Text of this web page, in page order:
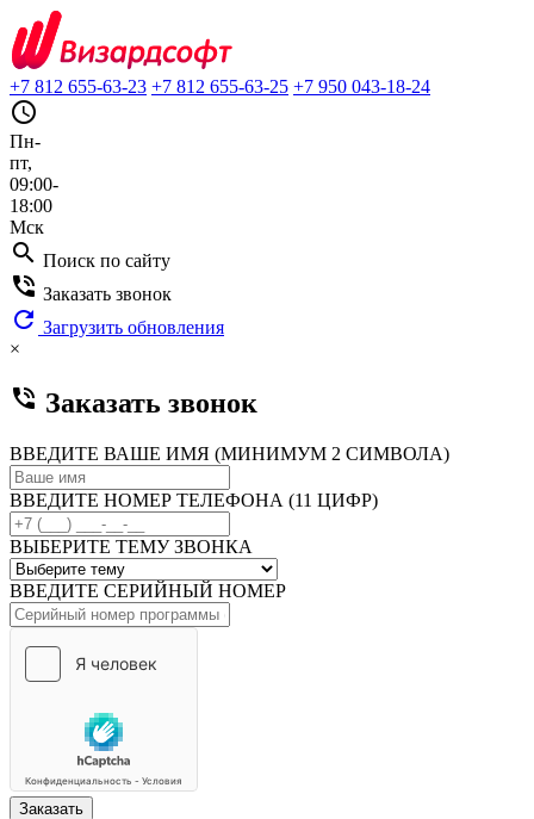
+7 812 655-63-23 +7 812 655-63-25 +7 950 043-18-24
query_builder
Пн-
пт,
09:00-
18:00
Мск
search Поиск по сайту
phone_in_talk Заказать звонок
refresh Загрузить обновления
×
phone_in_talk Заказать звонок
ВВЕДИТЕ ВАШЕ ИМЯ (МИНИМУМ 2 СИМВОЛА)
ВВЕДИТЕ НОМЕР ТЕЛЕФОНА (11 ЦИФР)
ВЫБЕРИТЕ ТЕМУ ЗВОНКА
ВВЕДИТЕ СЕРИЙНЫЙ НОМЕР
Заказать